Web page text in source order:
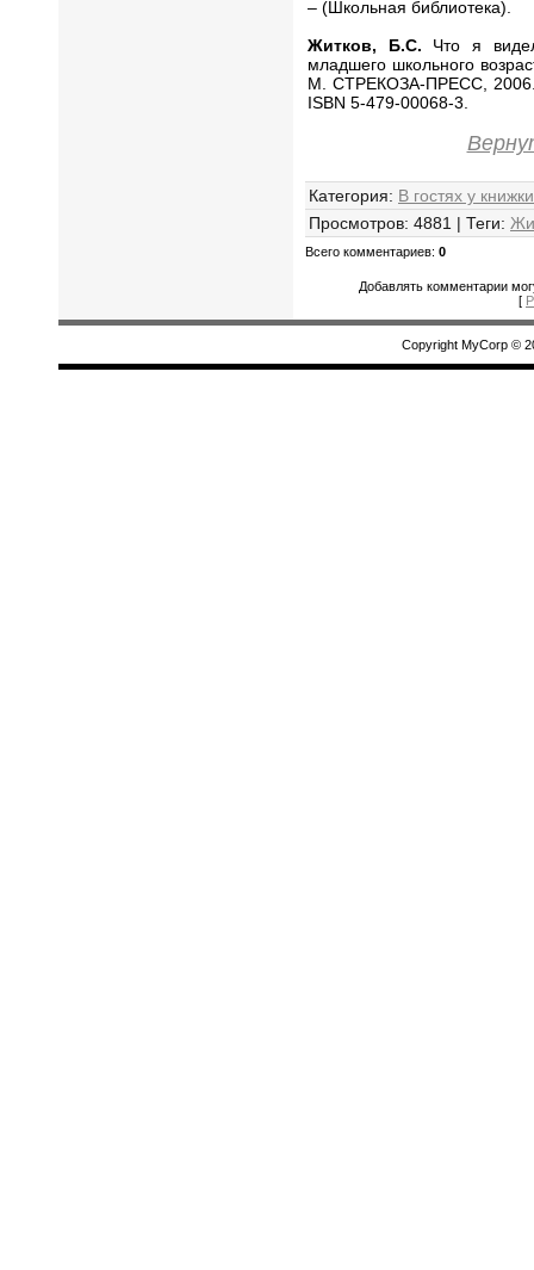
– (Школьная библиотека).
Житков, Б.С. Что я
младшего школьного
М. СТРЕКОЗА-ПРЕСС, 2006.
ISBN 5-479-00068-3.
Категория: В гостях у книжки
Просмотров: 4881 | Теги:
Всего комментариев: 0
Добавлять комментарии
[
Copyright MyCorp ©